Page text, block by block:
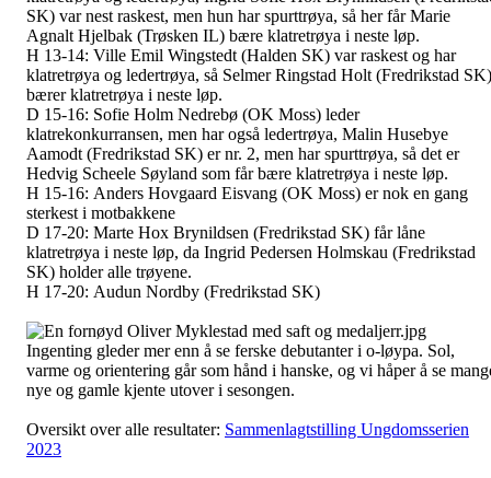
SK) var nest raskest, men hun har spurttrøya, så her får Marie
Agnalt Hjelbak (Trøsken IL) bære klatretrøya i neste løp.
H 13-14: Ville Emil Wingstedt (Halden SK) var raskest og har
klatretrøya og ledertrøya, så Selmer Ringstad Holt (Fredrikstad SK)
bærer klatretrøya i neste løp.
D 15-16: Sofie Holm Nedrebø (OK Moss) leder
klatrekonkurransen, men har også ledertrøya, Malin Husebye
Aamodt (Fredrikstad SK) er nr. 2, men har spurttrøya, så det er
Hedvig Scheele Søyland som får bære klatretrøya i neste løp.
H 15-16: Anders Hovgaard Eisvang (OK Moss) er nok en gang
sterkest i motbakkene
D 17-20: Marte Hox Brynildsen (Fredrikstad SK) får låne
klatretrøya i neste løp, da Ingrid Pedersen Holmskau (Fredrikstad
SK) holder alle trøyene.
H 17-20: Audun Nordby (Fredrikstad SK)
Ingenting gleder mer enn å se ferske debutanter i o-løypa. Sol,
varme og orientering går som hånd i hanske, og vi håper å se
nye og gamle kjente utover i sesongen.
Oversikt over alle resultater: Sammenlagtstilling Ungdomsserien
2023